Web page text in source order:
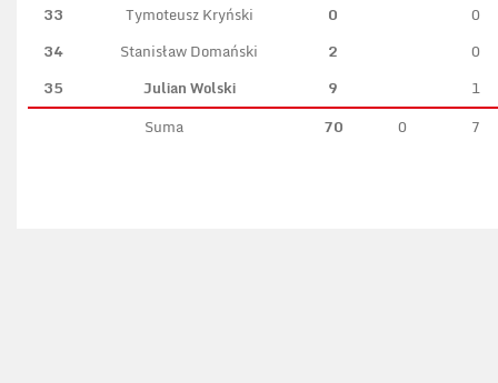
33
Tymoteusz Kryński 0
0
34
Stanisław Domański 2
0
35
Julian Wolski 9
1
Suma
70 0 7